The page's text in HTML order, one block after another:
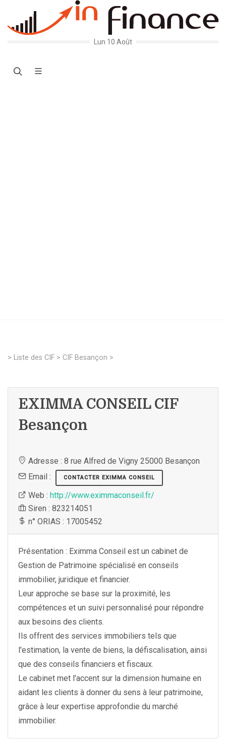
Lun 10 Août
> Liste des CIF > CIF Besançon >
EXIMMA CONSEIL CIF
Besançon
Adresse : 8 rue Alfred de Vigny 25000 Besançon
Email :
CONTACTER EXIMMA CONSEIL
Web : http://www.eximmaconseil.fr/
Siren : 823214051
n° ORIAS : 17005452
Présentation : Eximma Conseil est un cabinet de
Gestion de Patrimoine spécialisé en conseils
immobilier, juridique et financier.
Leur approche se base sur la proximité, les
compétences et un suivi personnalisé pour répondre
aux besoins des clients.
Ils offrent des services immobiliers tels que
l'estimation, la vente de biens, la défiscalisation, ainsi
que des conseils financiers et fiscaux.
Le cabinet met l'accent sur la dimension humaine en
aidant les clients à donner du sens à leur patrimoine,
grâce à leur expertise approfondie du marché
immobilier.